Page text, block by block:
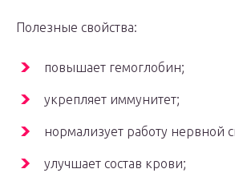
Полезные свойства:
повышает гемоглобин;
укрепляет иммунитет;
нормализует работу нервной
улучшает состав крови;